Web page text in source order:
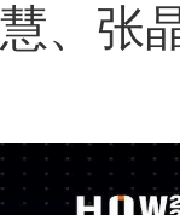
慧、张